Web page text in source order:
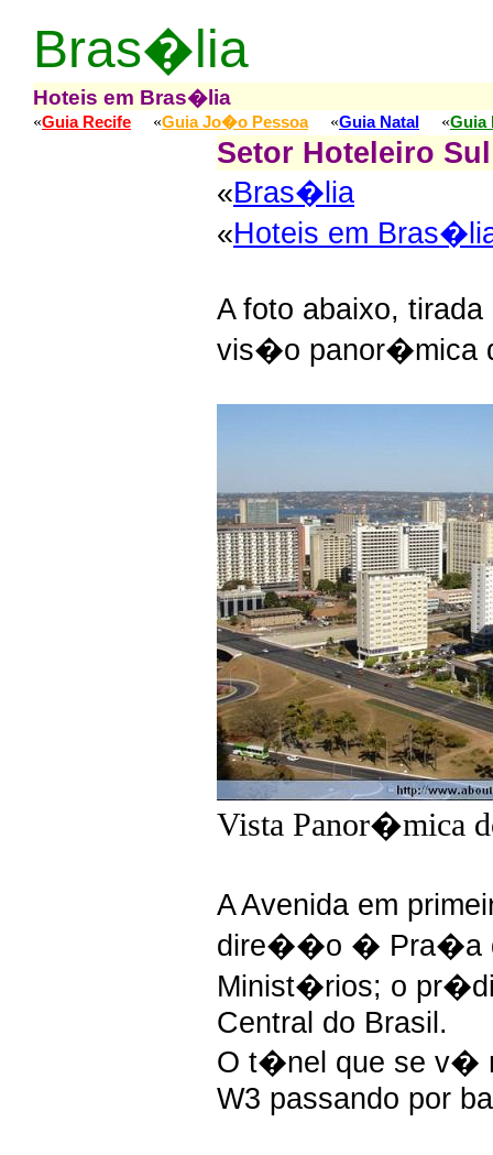
Bras�lia
Hoteis em Bras�lia
«Guia Recife «Guia Jo�o Pessoa«Guia Natal «Guia
Setor Hoteleiro Sul
«Bras�lia
«Hoteis em
A foto abaixo,
vis�o panor�mica
Vista Panor�mica
A Avenida em
dire��o � Pra�a
Minist�rios; o
Central do Brasil.
O t�nel que se v�
W3 passando por